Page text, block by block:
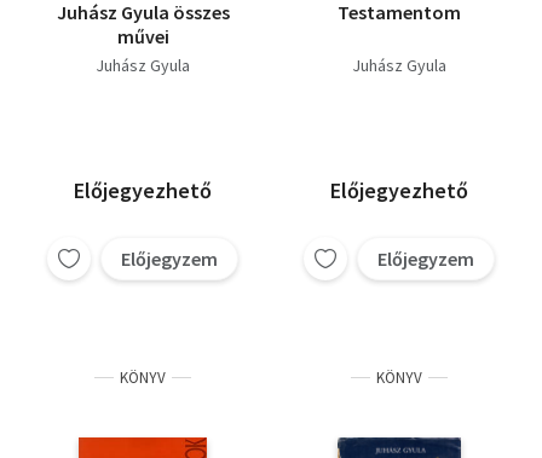
Juhász Gyula összes
művei
Juhász Gyula
Előjegyezhető
Előjegyzem
Testamentom
Juhász Gyula
Előjegyezhető
Előjegyzem
KÖNYV KÖNYV